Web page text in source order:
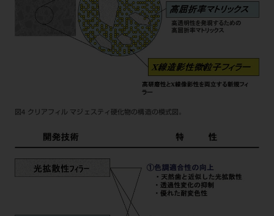
図4 クリアフィル マジェスティ硬化物の構造の模式図。